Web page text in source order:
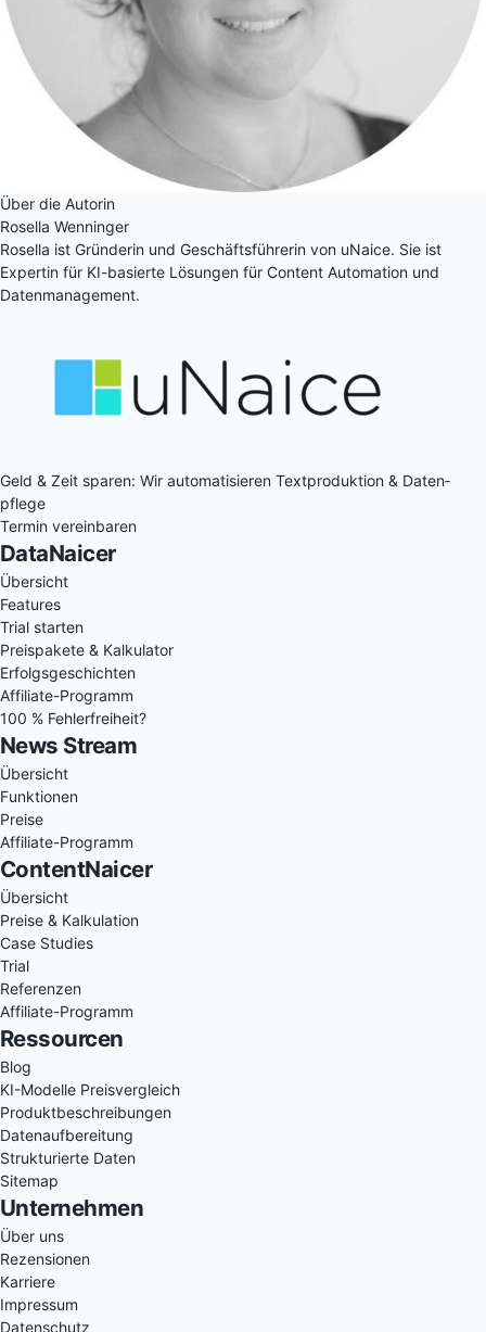
Über die Autorin
Rosella Wenninger
Rosella ist Gründerin und Geschäftsführerin von uNaice. Sie ist
Expertin für KI-basierte Lösungen für Content Automation und
Datenmanagement.
Geld & Zeit sparen: Wir auto­matisieren Text­produktion & Daten­
pflege
Termin vereinbaren
DataNaicer
Übersicht
Features
Trial starten
Preispakete & Kalkulator
Erfolgsgeschichten
Affiliate-Programm
100 % Fehlerfreiheit?
News Stream
Übersicht
Funktionen
Preise
Affiliate-Programm
ContentNaicer
Übersicht
Preise & Kalkulation
Case Studies
Trial
Referenzen
Affiliate-Programm
Ressourcen
Blog
KI-Modelle Preisvergleich
Produktbeschreibungen
Datenaufbereitung
Strukturierte Daten
Sitemap
Unternehmen
Über uns
Rezensionen
Karriere
Impressum
Datenschutz